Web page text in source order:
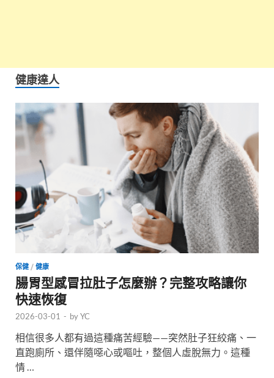
健康達人
保健 / 健康
腸胃型感冒拉肚子怎麼辦？完整攻略讓你
快速恢復
2026-03-01 - byYC
相信很多人都有過這種痛苦經驗——突然肚子狂絞痛、一
直跑廁所、還伴隨噁心或嘔吐，整個人虛脫無力。這種
情 …